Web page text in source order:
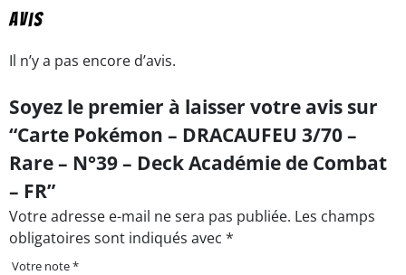
Avis
Il n’y a pas encore d’avis.
Soyez le premier à laisser votre avis sur
“Carte Pokémon – DRACAUFEU 3/70 –
Rare – N°39 – Deck Académie de Combat
– FR”
Votre adresse e-mail ne sera pas publiée. Les champs
obligatoires sont indiqués avec *
Votre note*